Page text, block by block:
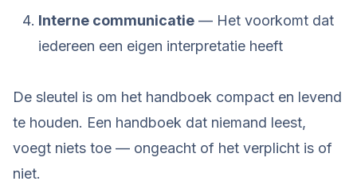
Interne communicatie — Het voorkomt dat
iedereen een eigen interpretatie heeft
De sleutel is om het handboek compact en levend
te houden. Een handboek dat niemand leest,
voegt niets toe — ongeacht of het verplicht is of
niet.